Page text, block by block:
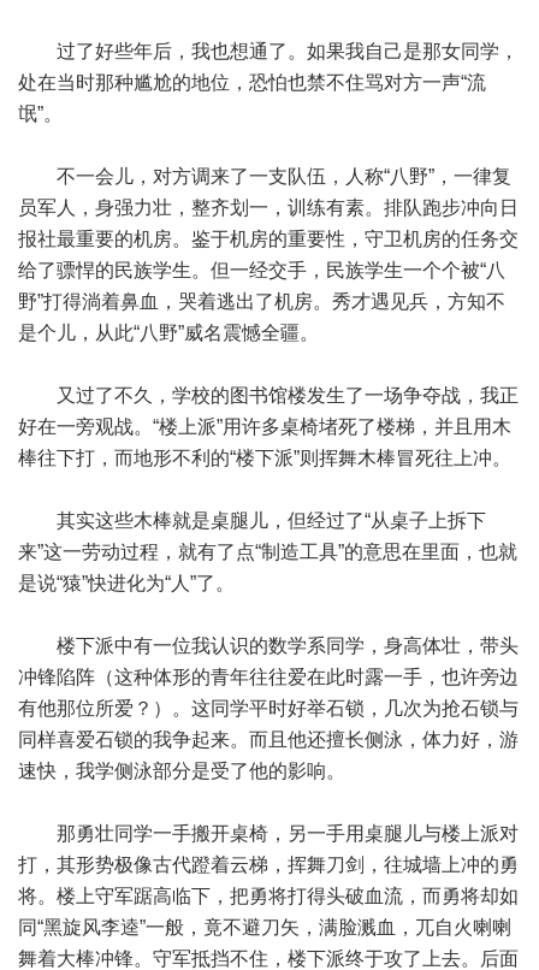
过了好些年后，我也想通了。如果我自己是那女同学，
处在当时那种尴尬的地位，恐怕也禁不住骂对方一声“流
氓”。
不一会儿，对方调来了一支队伍，人称“八野”，一律复
员军人，身强力壮，整齐划一，训练有素。排队跑步冲向日
报社最重要的机房。鉴于机房的重要性，守卫机房的任务交
给了骠悍的民族学生。但一经交手，民族学生一个个被“八
野”打得淌着鼻血，哭着逃出了机房。秀才遇见兵，方知不
是个儿，从此“八野”威名震憾全疆。
又过了不久，学校的图书馆楼发生了一场争夺战，我正
好在一旁观战。“楼上派”用许多桌椅堵死了楼梯，并且用木
棒往下打，而地形不利的“楼下派”则挥舞木棒冒死往上冲。
其实这些木棒就是桌腿儿，但经过了“从桌子上拆下
来”这一劳动过程，就有了点“制造工具”的意思在里面，也就
是说“猿”快进化为“人”了。
楼下派中有一位我认识的数学系同学，身高体壮，带头
冲锋陷阵（这种体形的青年往往爱在此时露一手，也许旁边
有他那位所爱？）。这同学平时好举石锁，几次为抢石锁与
同样喜爱石锁的我争起来。而且他还擅长侧泳，体力好，游
速快，我学侧泳部分是受了他的影响。
那勇壮同学一手搬开桌椅，另一手用桌腿儿与楼上派对
打，其形势极像古代蹬着云梯，挥舞刀剑，往城墙上冲的勇
将。楼上守军踞高临下，把勇将打得头破血流，而勇将却如
同“黑旋风李逵”一般，竟不避刀矢，满脸溅血，兀自火喇喇
舞着大棒冲锋。守军抵挡不住，楼下派终于攻了上去。后面